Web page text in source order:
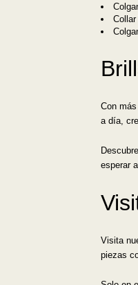
Con
a día,
esperar
Visita
piezas